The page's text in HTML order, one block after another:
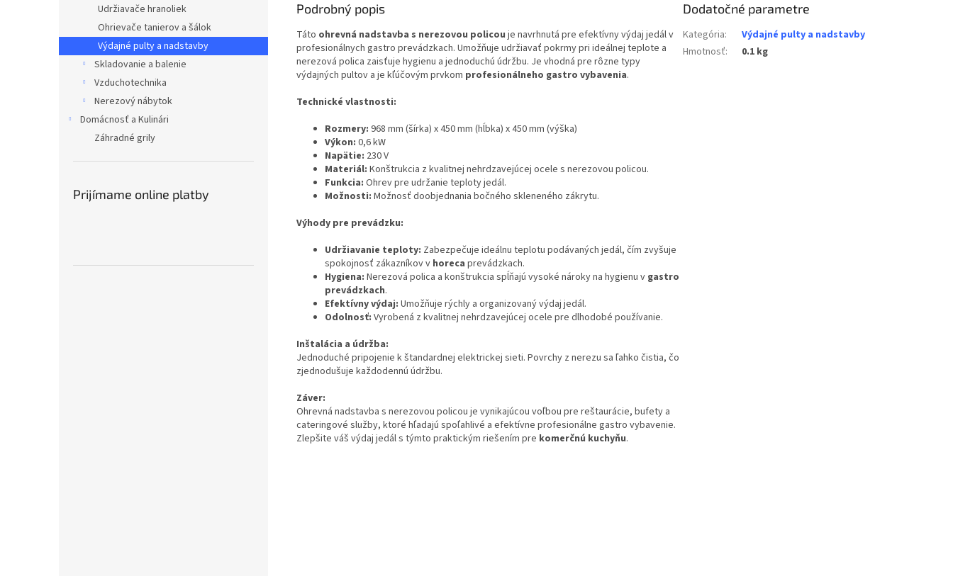
Udržiavače hranoliek
Ohrievače tanierov a šálok
Výdajné pulty a nadstavby
Skladovanie a balenie
Vzduchotechnika
Nerezový nábytok
Domácnosť a Kulinári
Záhradné grily
Prijímame online platby
Podrobný popis
Táto ohrevná nadstavba s nerezovou policou je navrhnutá pre efektívny výdaj jedál v
profesionálnych gastro prevádzkach. Umožňuje udržiavať pokrmy pri ideálnej teplote a
nerezová polica zaisťuje hygienu a jednoduchú údržbu. Je vhodná pre rôzne typy
výdajných pultov a je kľúčovým prvkom profesionálneho gastro vybavenia.
Technické vlastnosti:
Rozmery: 968 mm (šírka) x 450 mm (hĺbka) x 450 mm (výška)
Výkon: 0,6 kW
Napätie: 230 V
Materiál: Konštrukcia z kvalitnej nehrdzavejúcej ocele s nerezovou policou.
Funkcia: Ohrev pre udržanie teploty jedál.
Možnosti: Možnosť doobjednania bočného skleneného zákrytu.
Výhody pre prevádzku:
Udržiavanie teploty: Zabezpečuje ideálnu teplotu podávaných jedál, čím zvyšuje
spokojnosť zákazníkov v horeca prevádzkach.
Hygiena: Nerezová polica a konštrukcia spĺňajú vysoké nároky na hygienu v gastro
prevádzkach.
Efektívny výdaj: Umožňuje rýchly a organizovaný výdaj jedál.
Odolnosť: Vyrobená z kvalitnej nehrdzavejúcej ocele pre dlhodobé používanie.
Inštalácia a údržba:
Jednoduché pripojenie k štandardnej elektrickej sieti. Povrchy z nerezu sa ľahko čistia, čo
zjednodušuje každodennú údržbu.
Záver:
Ohrevná nadstavba s nerezovou policou je vynikajúcou voľbou pre reštaurácie, bufety a
cateringové služby, ktoré hľadajú spoľahlivé a efektívne profesionálne gastro vybavenie.
Zlepšite váš výdaj jedál s týmto praktickým riešením pre komerčnú kuchyňu.
Dodatočné parametre
Kategória:
Výdajné pulty a nadstavby
Hmotnosť: 0.1 kg